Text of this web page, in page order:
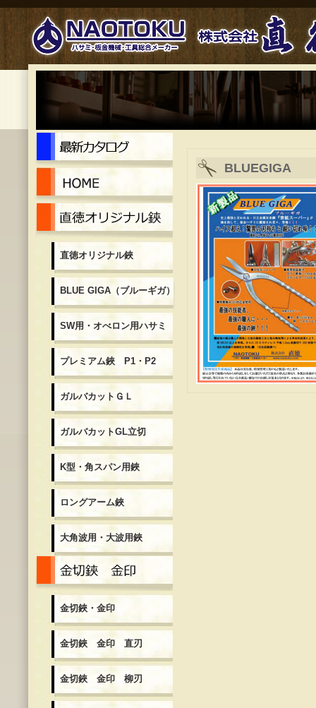
直徳オリジナル鋏
直徳オリジナル鋏
BLUE GIGA（ブルーギガ）
SW用・オべロン用ハサミ
プレミアム鋏 P1・P2
ガルバカットＧＬ
ガルバカットGL立切
K型・角スパン用鋏
ロングアーム鋏
大角波用・大波用鋏
金切鋏・金印
金切鋏 金印 直刃
金切鋏 金印 柳刃
BLUEGIGA